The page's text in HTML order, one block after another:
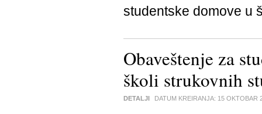
studentske domove u
Obaveštenje za
školi strukovnih
DETALJI DATUM KREIRANJA: 15 OKTOBAR